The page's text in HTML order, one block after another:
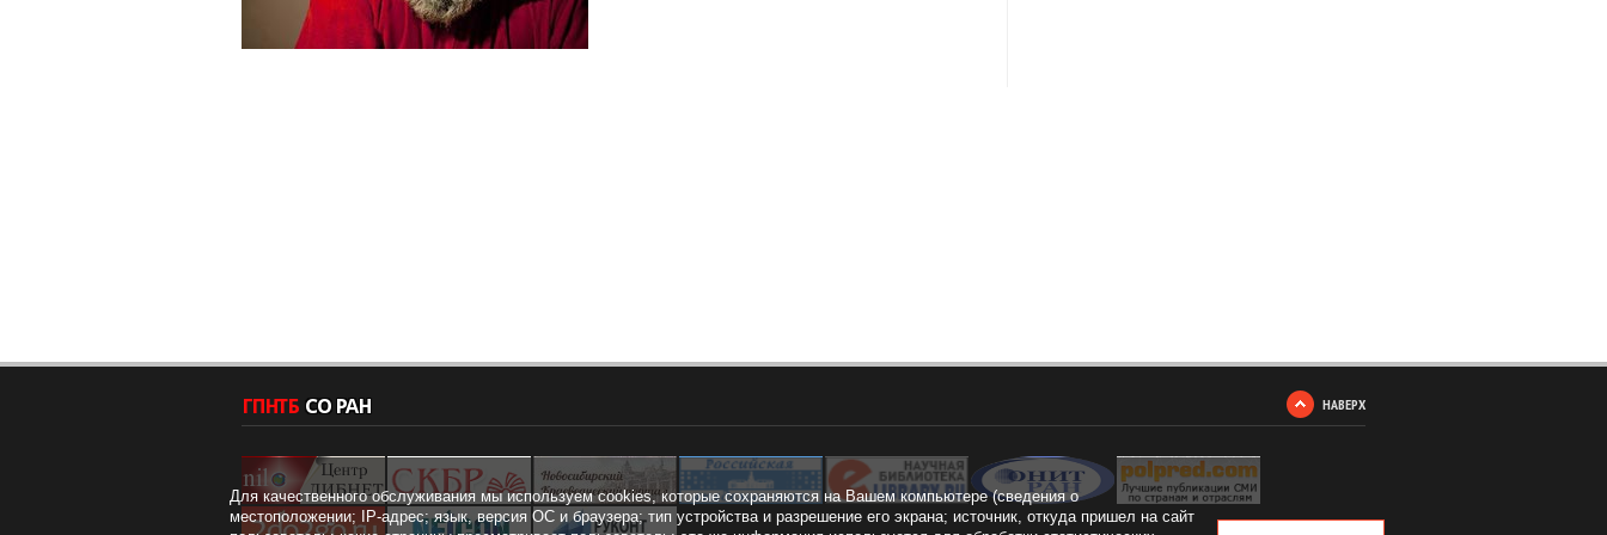
НАВЕРХ
Для качественного обслуживания мы используем cookies, которые сохраняются на Вашем компьютере (сведения о
местоположении; IP-адрес; язык, версия ОС и браузера; тип устройства и разрешение его экрана; источник, откуда пришел на сайт